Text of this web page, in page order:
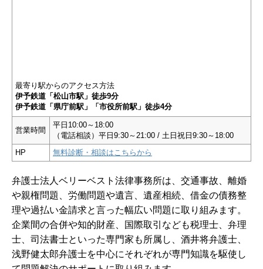
最寄り駅からのアクセス方法
伊予鉄道「松山市駅」徒歩9分
伊予鉄道「県庁前駅」「市役所前駅」徒歩4分
営業時間
平日10:00～18:00
（電話相談）平日9:30～21:00 / 土日祝日9:30～18:00
HP
無料診断・相談はこちらから
弁護士法人ベリーベスト法律事務所は、交通事故、離婚
や親権問題、労働問題や遺言、遺産相続、借金の債務整
理や過払い金請求と言った幅広い問題に取り組みます。
企業間の合併や知的財産、国際取引なども税理士、弁理
士、司法書士といった専門家も所属し、酒井将弁護士、
浅野健太郎弁護士を中心にそれぞれが専門知識を駆使し